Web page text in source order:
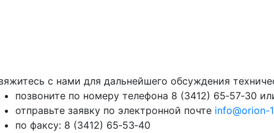
с нами для дальнейшего обсуждения
позвоните по номеру телефона 8 (3412) 65‑57‑30
отправьте заявку по электронной почте info@orion-
по факсу: 8 (3412) 65‑53‑40